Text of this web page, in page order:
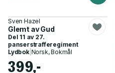
Sven Hazel
Glemt av Gud
Del 11 av 27.
panserstrafferegiment
Lydbok| Norsk, Bokmål
399,-